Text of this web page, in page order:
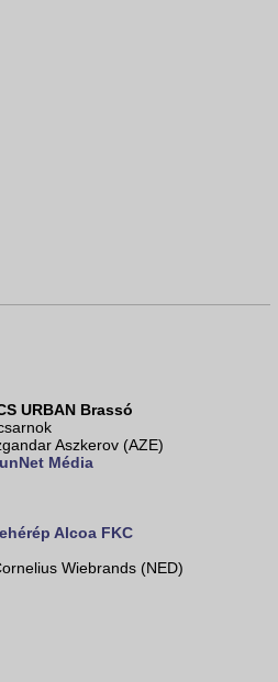
URBAN Brassó
Aszkerov (AZE)
Média
Alcoa FKC
Wiebrands (NED)